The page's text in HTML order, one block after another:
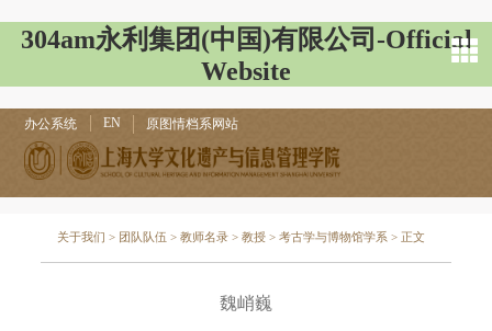
304am永利集团(中国)有限公司-Official
Website
办公系统 EN 原图情档系网站
关于我们 > 团队队伍 >教师名录 >教授 >考古学与博物馆学系 > 正文
魏峭巍